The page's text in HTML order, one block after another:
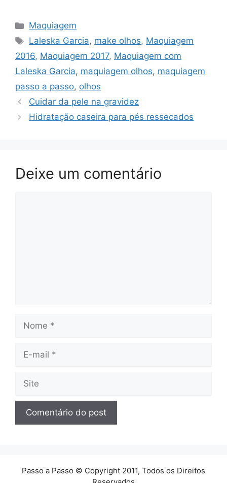
Categorias
Maquiagem
Tags
Laleska Garcia, make olhos, Maquiagem
2016, Maquiagem 2017, Maquiagem com
Laleska Garcia, maquiagem olhos, maquiagem
passo a passo, olhos
Cuidar da pele na gravidez
Hidratação caseira para pés ressecados
Deixe um comentário
Nome
Site
Passo a Passo © Copyright 2011, Todos os Direitos